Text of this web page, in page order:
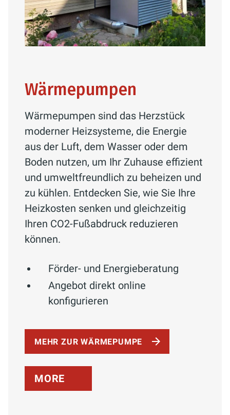
Wärmepumpen
Wärmepumpen sind das Herzstück
moderner Heizsysteme, die Energie
aus der Luft, dem Wasser oder dem
Boden nutzen, um Ihr Zuhause effizient
und umweltfreundlich zu beheizen und
zu kühlen. Entdecken Sie, wie Sie Ihre
Heizkosten senken und gleichzeitig
Ihren CO2-Fußabdruck reduzieren
können.
Förder- und Energieberatung
Angebot direkt online
konfigurieren
MEHR ZUR WÄRMEPUMPE
MORE